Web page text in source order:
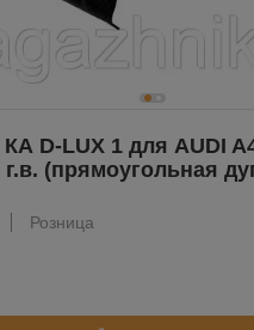
D-LUX 1 для AUDI
г.в. (прямоугольная
Розница